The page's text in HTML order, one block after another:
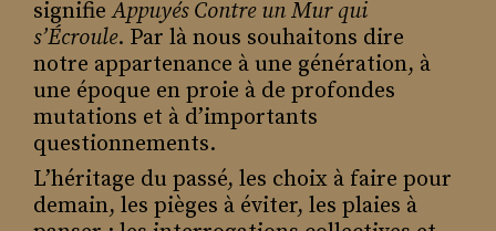
signifieAppuyés Contre un Mur qui
s’Écroule. Par là nous souhaitons dire
notre appartenance à une génération, à
une époque en proie à de profondes
mutations et à d’importants
questionnements.
L’héritage du passé, les choix à faire pour
demain, les pièges à éviter, les plaies à
la norme est assommante, voire
dangereuse. Aussi, faisons de
l’anomalie, des bégaiements, de l’essai
et de l’échec, un possible de liberté
joyeux et bénéfique à partager. Plus
largement, le droit à la médiocrité et
au raté comme fer de lance d’un
probable surgissement, éboulement,